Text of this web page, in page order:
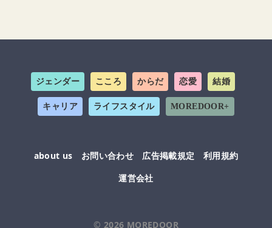
ジェンダー こころ からだ 恋愛 結婚
キャリア ライフスタイル MOREDOOR+
about us お問い合わせ 広告掲載規定
利用規約
運営会社
© 2026 MOREDOOR